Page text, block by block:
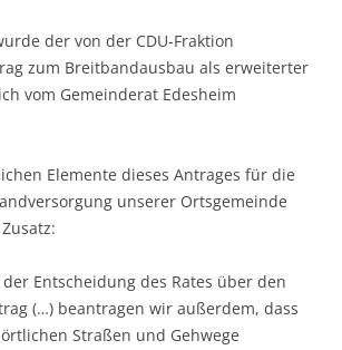
der von der CDU-Fraktion
zum Breitbandausbau als erweiterter
vom Gemeinderat Edesheim
Elemente dieses Antrages für die
unserer Ortsgemeinde
Entscheidung des Rates über den
(…) beantragen wir außerdem, dass
Straßen und Gehwege